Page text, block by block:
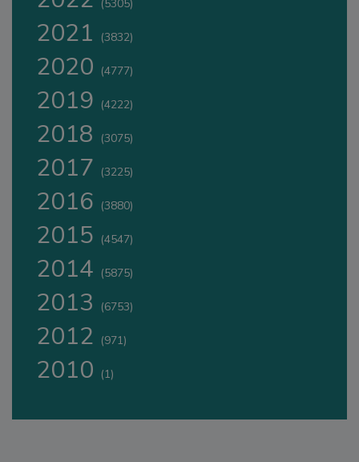
(5305)
2021 (3832)
2020 (4777)
2019 (4222)
2018 (3075)
2017 (3225)
2016 (3880)
2015 (4547)
2014 (5875)
2013 (6753)
2012 (971)
2010 (1)